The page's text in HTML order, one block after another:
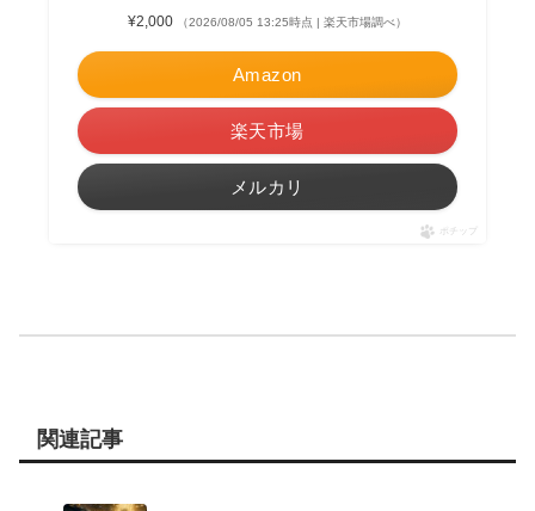
¥2,000 （2026/08/05 13:25時点 | 楽天市場調べ）
Amazon
楽天市場
メルカリ
ポチップ
関連記事